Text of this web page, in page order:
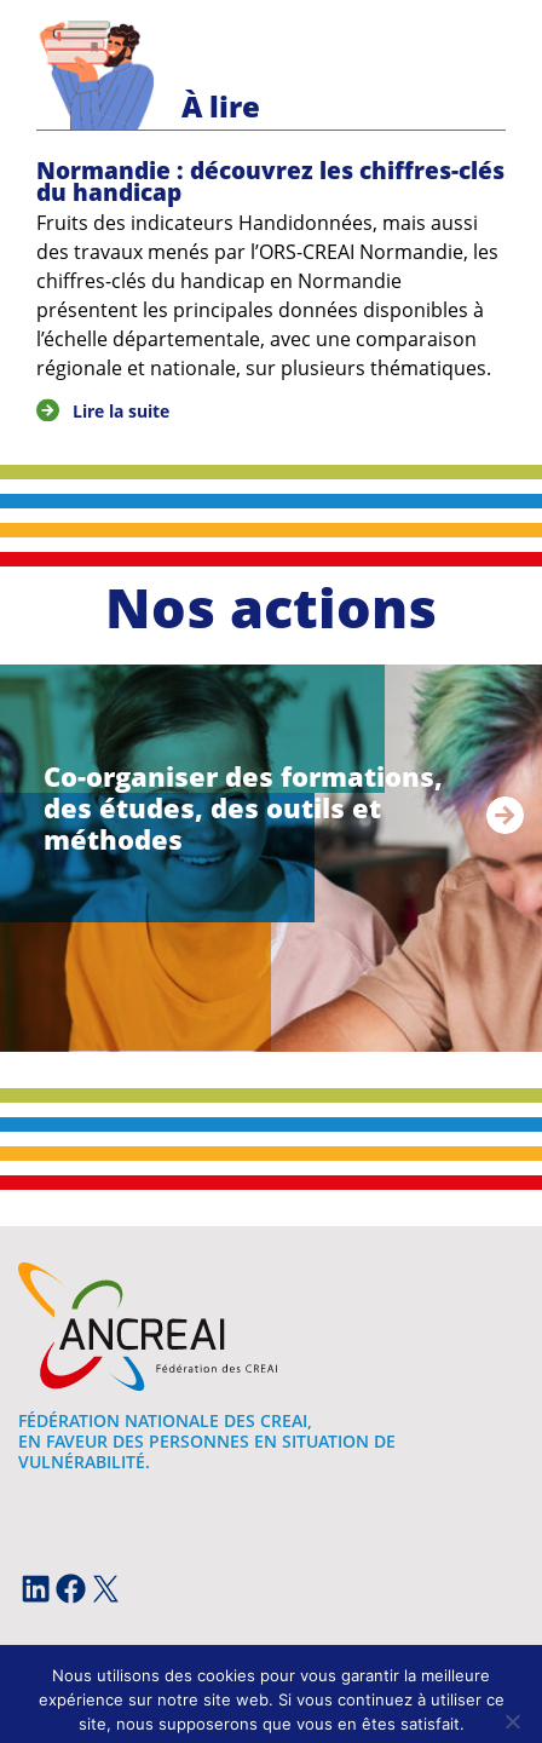
À lire
Normandie : découvrez les chiffres-clés
du handicap
Fruits des indicateurs Handidonnées, mais aussi
des travaux menés par l’ORS-CREAI Normandie, les
chiffres-clés du handicap en Normandie
présentent les principales données disponibles à
l’échelle départementale, avec une comparaison
régionale et nationale, sur plusieurs thématiques.
Lire la suite
Nos actions
Co-organiser des formations,
des études, des outils et
méthodes
li
r
e
u
i
t
e
FÉDÉRATION NATIONALE DES CREAI,
EN FAVEUR DES PERSONNES EN SITUATION DE
VULNÉRABILITÉ.
LinkedIn Facebook X
Mentions légales
Nous utilisons des cookies pour vous garantir la meilleure
expérience sur notre site web. Si vous continuez à utiliser ce
site, nous supposerons que vous en êtes satisfait.